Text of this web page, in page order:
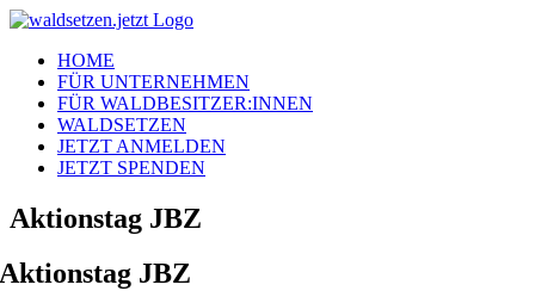
Zum
springenHOME
FÜR UNTERNEHMEN
FÜR WALDBESITZER:INNEN
WALDSETZEN
JETZT ANMELDEN
JETZT SPENDEN
Aktionstag JBZ
Aktionstag JBZ